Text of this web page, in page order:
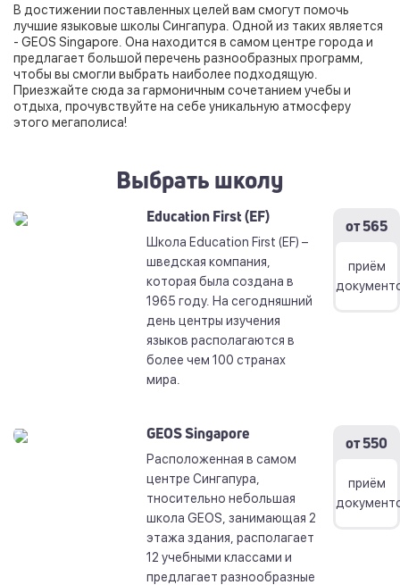
В достижении поставленных целей вам смогут помочь
лучшие языковые школы Сингапура. Одной из таких является
- GEOS Singapore. Она находится в самом центре города и
предлагает большой перечень разнообразных программ,
чтобы вы смогли выбрать наиболее подходящую.
Приезжайте сюда за гармоничным сочетанием учебы и
отдыха, прочувствуйте на себе уникальную атмосферу
этого мегаполиса!
Выбрать школу
Education First (ЕF)
Школа Education First (EF) –
шведская компания,
которая была создана в
1965 году. На сегодняшний
день центры изучения
языков располагаются в
более чем 100 странах
мира.
от 565
приём
GEOS Singapore
Расположенная в самом
центре Сингапура,
тносительно небольшая
школа GEOS, занимающая 2
этажа здания, располагает
12 учебными классами и
предлагает разнообразные
от 550
приём